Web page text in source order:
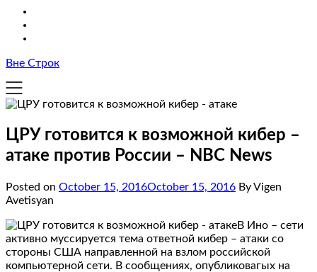
Вне Строк
ЦРУ готовится к возможной кибер –
атаке против России – NBC News
Posted on October 15, 2016October 15, 2016 By Vigen
Avetisyan
В Ино – сети
активно муссируется тема ответной кибер – атаки со
стороны США направленной на взлом российской
компьютерной сети. В сообщениях, опубликовагых на